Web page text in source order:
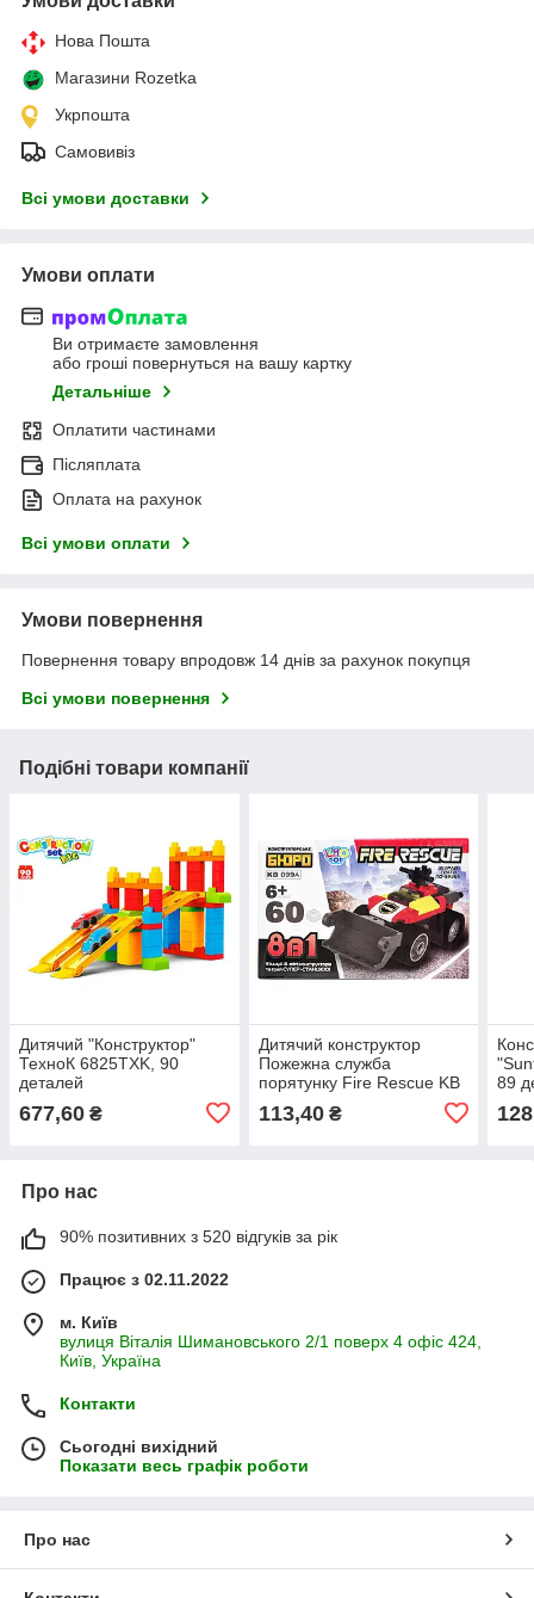
Нова Пошта
Магазини Rozetka
Укрпошта
Самовивіз
Всі умови доставки
Умови оплати
Ви отримаєте замовлення
або гроші повернуться на вашу картку
Детальніше
Оплатити частинами
Післяплата
Оплата на рахунок
Всі умови оплати
Умови повернення
Повернення товару впродовж 14 днів за рахунок покупця
Всі умови повернення
Подібні товари компанії
Дитячий "Конструктор"
ТехноК 6825TXK, 90
деталей
677,60 ₴
Дитячий конструктор
Пожежна служба
порятунку Fire Rescue KB
113,40₴
89
Про нас
90% позитивних з 520 відгуків за рік
Працює з 02.11.2022
м. Київ
вулиця Віталія Шимановського 2/1 поверх 4 офіс 424,
Київ, Україна
Контакти
Сьогодні вихідний
Показати весь графік роботи
Про нас